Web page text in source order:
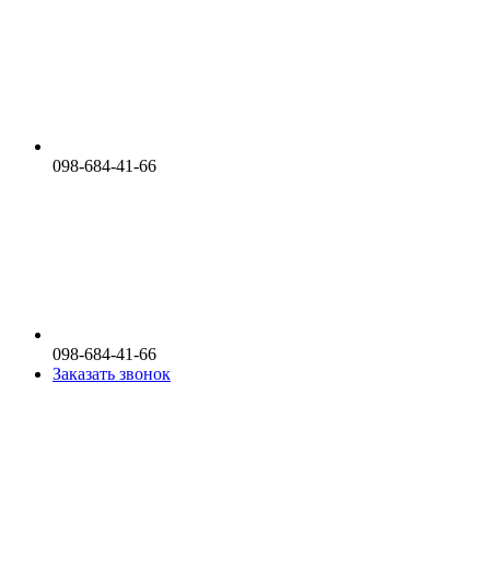
098-684-41-66
098-684-41-66
Заказать звонок